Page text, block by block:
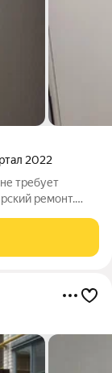
2022
требует
ремонт.